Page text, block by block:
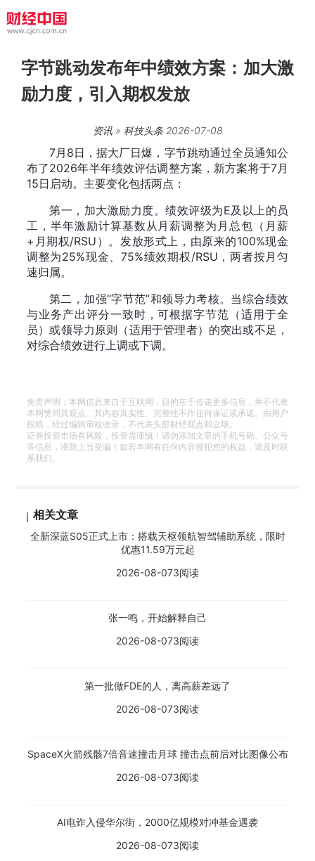
字节跳动发布年中绩效方案：加大激
励力度，引入期权发放
资讯» 科技头条2026-07-08
7月8日，据大厂日爆，字节跳动通过全员通知公
布了2026年半年绩效评估调整方案，新方案将于7月
15日启动。主要变化包括两点：
第一，加大激励力度。绩效评级为E及以上的员
工，半年激励计算基数从月薪调整为月总包（月薪
+月期权/RSU）。发放形式上，由原来的100%现金
调整为25%现金、75%绩效期权/RSU，两者按月匀
速归属。
第二，加强“字节范”和领导力考核。当综合绩效
与业务产出评分一致时，可根据字节范（适用于全
员）或领导力原则（适用于管理者）的突出或不足，
对综合绩效进行上调或下调。
免责声明：本网信息来自于互联网，目的在于传递更多信息，并不代表
本网赞同其观点。其内容真实性、完整性不作任何保证或承诺。由用户
投稿，经过编辑审核收录，不代表头部财经观点和立场。
证券投资市场有风险，投资需谨慎！请勿添加文章的手机号码、公众号
等信息，谨防上当受骗！如若本网有任何内容侵犯您的权益，请及时联
系我们。
相关文章
全新深蓝S05正式上市：搭载天枢领航智驾辅助系统，限时
优惠11.59万元起
2026-08-073阅读
张一鸣，开始解释自己
2026-08-073阅读
第一批做FDE的人，离高薪差远了
2026-08-073阅读
SpaceX火箭残骸7倍音速撞击月球 撞击点前后对比图像公布
2026-08-073阅读
AI电诈入侵华尔街，2000亿规模对冲基金遇袭
2026-08-073阅读